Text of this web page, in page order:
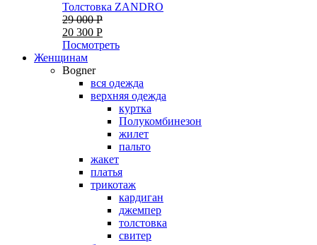
Толстовка ZANDRO
29 000 Р
20 300 Р
Посмотреть
Женщинам
Bogner
вся одежда
верхняя одежда
куртка
Полукомбинезон
жилет
пальто
жакет
платья
трикотаж
кардиган
джемпер
толстовка
свитер